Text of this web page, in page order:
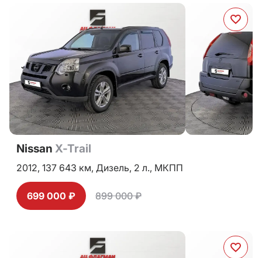
Nissan X-Trail
2012, 137 643 км, Дизель, 2 л., МКПП
699 000 ₽ 899 000 ₽